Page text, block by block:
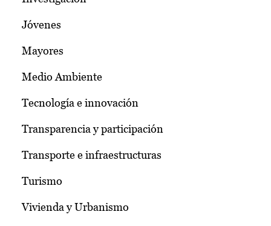
Jóvenes
Mayores
Medio Ambiente
Tecnología e innovación
Transparencia y participación
Transporte e infraestructuras
Turismo
Vivienda y Urbanismo